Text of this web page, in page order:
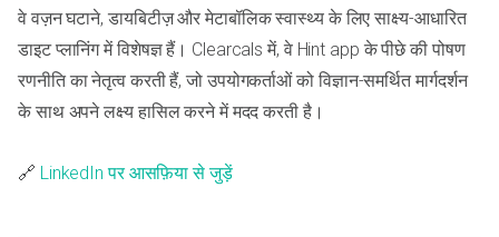
वे वज़न घटाने, डायबिटीज़ और मेटाबॉलिक स्वास्थ्य के लिए साक्ष्य-आधारित
डाइट प्लानिंग में विशेषज्ञ हैं। Clearcals में, वे Hint app के पीछे की पोषण
रणनीति का नेतृत्व करती हैं, जो उपयोगकर्ताओं को विज्ञान-समर्थित मार्गदर्शन
के साथ अपने लक्ष्य हासिल करने में मदद करती है।
🔗 LinkedIn पर आसफ़िया से जुड़ें